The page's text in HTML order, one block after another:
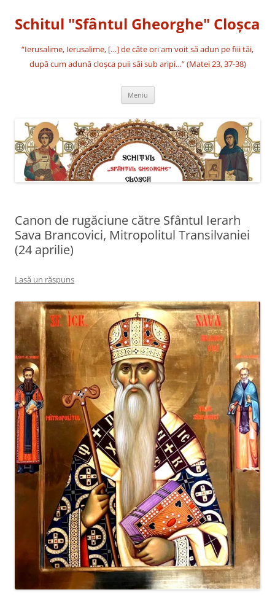
conținut
Schitul "Sfântul Gheorghe" Cloşca
“Ierusalime, Ierusalime, […] de câte ori am voit să adun pe fiii tăi,
după cum adună cloşca puii săi sub aripi…” (Matei 23, 37-38)
Meniu
Canon de rugăciune către Sfântul Ierarh
Sava Brancovici, Mitropolitul Transilvaniei
(24 aprilie)
Lasă un răspuns